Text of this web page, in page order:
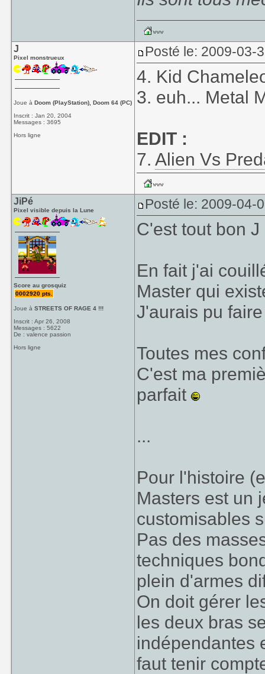
J
Pixel monstrueux
Joue àDoom (PlayStation), Doom 64 (PC)
Inscrit : Jan 20, 2004
Messages : 3695
Hors ligne
Posté le: 2009-03-
4. Kid
3. euh... Metal
EDIT :
7.Alien Vs
JiPé
Pixel visible depuis la Lune
Score au grosquiz
0002920 pts.
Joue àSTREETS OF RAGE 4 !!!
Inscrit : Apr 26, 2008
Messages : 5622
De : valence passion
Hors ligne
Posté le: 2009-04-
C'est tout bon J
En fait j'ai
Master qui
J'aurais pu
Toutes mes
C'est ma
parfait
...
Pour l'histoire
Masters est un
customisables
Pas des
techniques
plein d'armes
On doit gérer
les deux bras
indépendantes
faut tenir